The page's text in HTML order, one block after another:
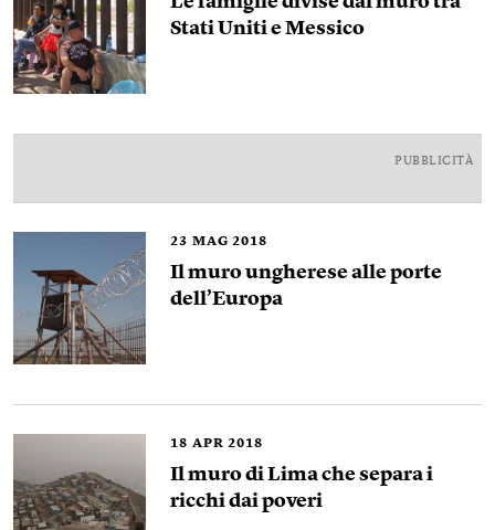
Stati Uniti e Messico
PUBBLICITÀ
23 MAG 2018
Il muro ungherese alle porte
dell’Europa
18 APR 2018
Il muro di Lima che separa i
ricchi dai poveri